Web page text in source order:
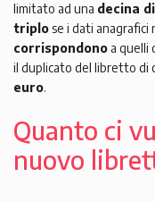
limitato ad una decina
triplose i dati
corrispondono a quelli
il duplicato del libretto di
euro.
Quanto ci
nuovo